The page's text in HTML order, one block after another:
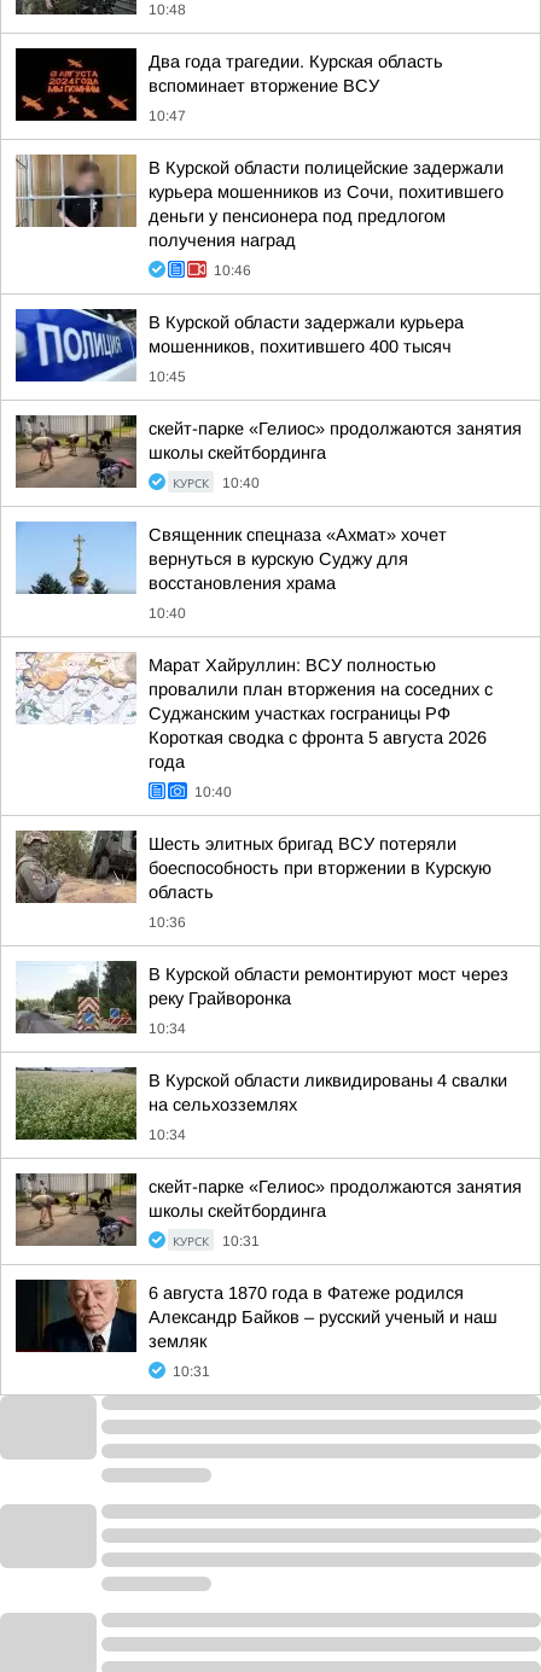
10:48
Два года трагедии. Курская область
вспоминает вторжение ВСУ
10:47
В Курской области полицейские задержали
курьера мошенников из Сочи, похитившего
деньги у пенсионера под предлогом
получения наград
10:46
В Курской области задержали курьера
мошенников, похитившего 400 тысяч
10:45
скейт-парке «Гелиос» продолжаются занятия
школы скейтбординга
КУРСК 10:40
Священник спецназа «Ахмат» хочет
вернуться в курскую Суджу для
восстановления храма
10:40
Марат Хайруллин: ВСУ полностью
провалили план вторжения на соседних с
Суджанским участках госграницы РФ
Короткая сводка с фронта 5 августа 2026
года
10:40
Шесть элитных бригад ВСУ потеряли
боеспособность при вторжении в Курскую
область
10:36
В Курской области ремонтируют мост через
реку Грайворонка
10:34
В Курской области ликвидированы 4 свалки
на сельхозземлях
10:34
скейт-парке «Гелиос» продолжаются занятия
школы скейтбординга
КУРСК 10:31
6 августа 1870 года в Фатеже родился
Александр Байков – русский ученый и наш
земляк
10:31